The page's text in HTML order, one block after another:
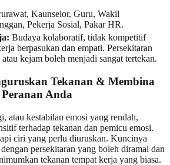
Kaunselor, Guru, Wakil
Pekerja Sosial, Pakar HR.
Budaya kolaboratif, tidak kompetitif
berpasukan dan empati. Persekitaran
kejam boleh menjadi sangat tertekan.
Tekanan & Membina
Anda
atau kestabilan emosi yang rendah,
terhadap tekanan dan pemicu emosi.
ciri yang perlu diuruskan. Kuncinya
persekitaran yang boleh diramal dan
tekanan tempat kerja yang biasa.